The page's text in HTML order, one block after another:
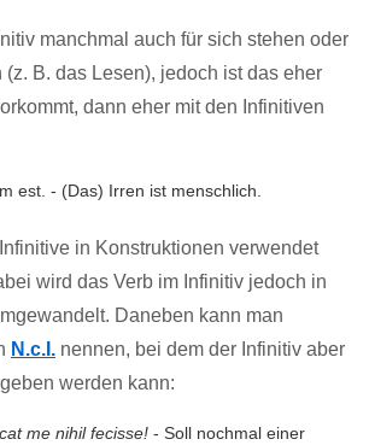
manchmal auch für sich stehen oder
B. das Lesen), jedoch ist das eher
dann eher mit den Infinitiven
est. - (Das) Irren ist menschlich.
in Konstruktionen verwendet
wird das Verb im Infinitiv jedoch in
Daneben kann man
N.c.I. nennen, bei dem der Infinitiv aber
werden kann:
me nihil fecisse! - Soll nochmal einer